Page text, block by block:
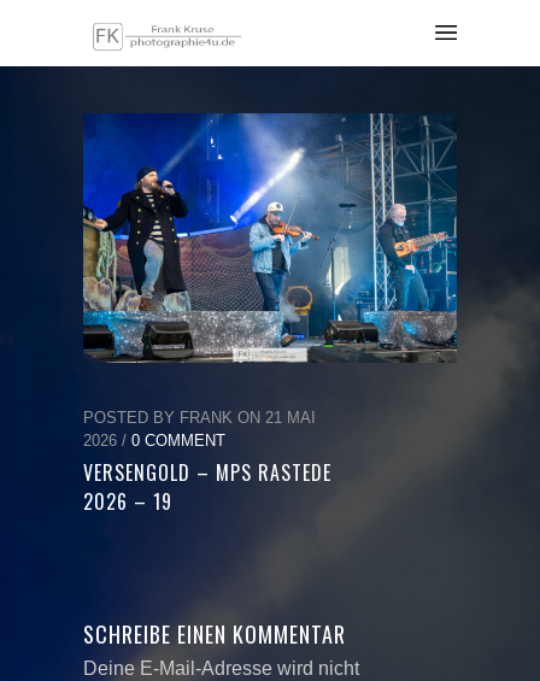
POSTED BY FRANK ON 21 MAI
2026 / 0 COMMENT
VERSENGOLD – MPS RASTEDE
2026 – 19
SCHREIBE EINEN KOMMENTAR
Deine E-Mail-Adresse wird nicht